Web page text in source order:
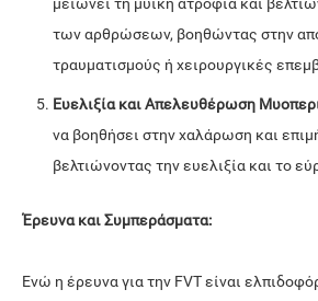
των αρθρώσεων, βοηθώντας στην
τραυματισμούς ή χειρουργικές
Ευελιξία και Απελευθέρωση
να βοηθήσει στην χαλάρωση και
βελτιώνοντας την ευελιξία και το
Έρευνα και Συμπεράσματα:
Ενώ η έρευνα για την FVT είναι